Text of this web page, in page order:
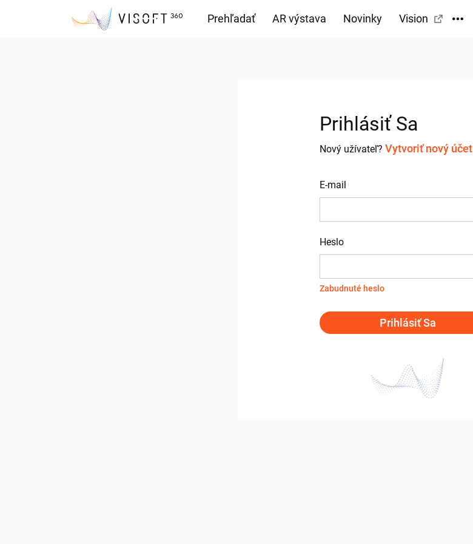
Prehľadať AR výstava Novinky Vision
Prihlásiť Sa
Nový užívateľ? Vytvoriť nový účet
E-mail
Heslo
Zabudnuté heslo
Prihlásiť Sa